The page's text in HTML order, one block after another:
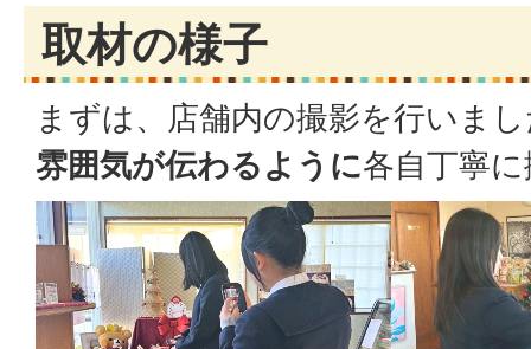
取材の様子
まずは、店舗内の撮影を行いま
雰囲気が伝わるように各自丁寧